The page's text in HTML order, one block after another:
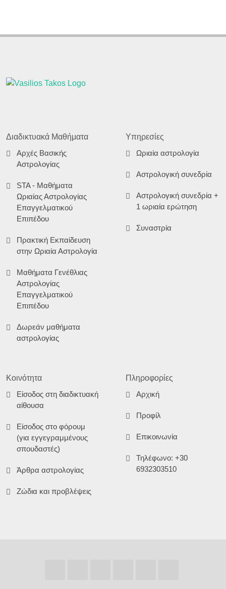
Διαδικτυακά Μαθήματα
Αρχές Βασικής
Αστρολογίας
STA - Μαθήματα
Ωριαίας Αστρολογίας
Επαγγελματικού
Επιπέδου
Πρακτική Εκπαίδευση
στην Ωριαία Αστρολογία
Μαθήματα Γενέθλιας
Αστρολογίας
Επαγγελματικού
Επιπέδου
Δωρεάν μαθήματα
αστρολογίας
Υπηρεσίες
Ωριαία αστρολογία
Αστρολογική συνεδρία
Αστρολογική συνεδρία +
1 ωριαία ερώτηση
Συναστρία
Κοινότητα
Είσοδος στη διαδικτυακή
αίθουσα
Είσοδος στο φόρουμ
(για εγγεγραμμένους
σπουδαστές)
Άρθρα αστρολογίας
Ζώδια και προβλέψεις
Πληροφορίες
Αρχική
Προφίλ
Επικοινωνία
Τηλέφωνο: +30
6932303510